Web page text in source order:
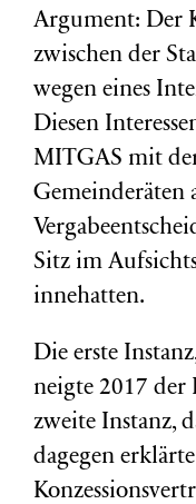
Argument: Der
zwischen der
wegen eines
Diesen
MITGAS mit
Gemeinderäten
Sitz im
innehatten.
Die erste
neigte 2017 der
zweite Instanz,
dagegen